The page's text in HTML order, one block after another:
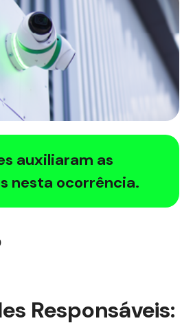
auxiliaram as
nesta ocorrência.
Responsáveis: